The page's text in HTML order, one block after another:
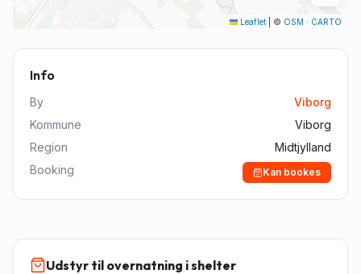
Leaflet © OSM · CARTO
Info
By
Viborg
Kommune
Viborg
Region
Midtjylland
Booking
Kan bookes
Udstyr til overnatning i shelter